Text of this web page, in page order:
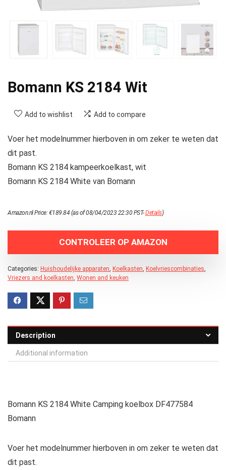
Bomann KS 2184 Wit
Add to wishlist Add to compare
Voer het modelnummer hierboven in om zeker te weten dat
dit past.
Bomann KS 2184 kampeerkoelkast, wit
Bomann KS 2184 White van Bomann
Amazon.nl Price:€189.84 (as of 08/04/2023 22:30 PST-Details)
CONTROLEER OP AMAZON
Categories: Huishoudelijke apparaten Koelkasten Koelvriescombinaties
Vriezers and koelkasten Wonen and keuken
Description
Additional information
Bomann KS 2184 White Camping koelbox DF477584
Bomann
Voer het modelnummer hierboven in om zeker te weten dat
dit past.